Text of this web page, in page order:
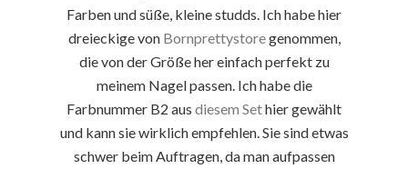
Farben und süße, kleine studds. Ich habe hier
dreieckige von Bornprettystoregenommen,
die von der Größe her einfach perfekt zu
meinem Nagel passen. Ich habe die
Farbnummer B2 aus diesem Sethier gewählt
und kann sie wirklich empfehlen. Sie sind etwas
schwer beim Auftragen, da man aufpassen